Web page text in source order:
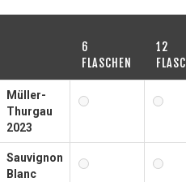
6
FLASCHEN
12
Müller-
Thurgau
2023
Sauvignon
Blanc